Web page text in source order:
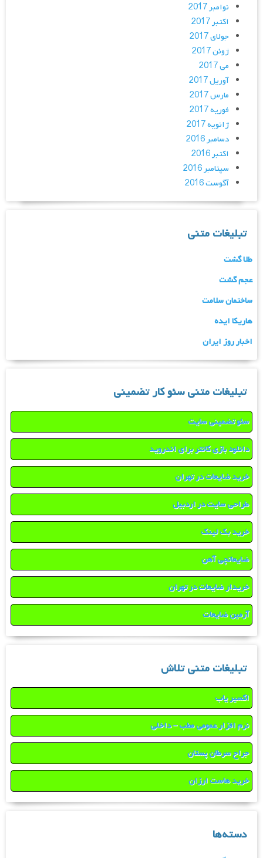
نوامبر 2017
اکتبر 2017
جولای 2017
ژوئن 2017
می 2017
آوریل 2017
مارس 2017
فوریه 2017
ژانویه 2017
دسامبر 2016
اکتبر 2016
سپتامبر 2016
آگوست 2016
تبلیغات متنی
طلا گشت
عجم گشت
ساختمان سلامت
هاریکا ایده
اخبار روز ایران
تبلیغات متنی سئو کار تضمینی
سئو تضمینی سایت
دانلود بازی کانتر برای اندروید
خرید ضایعات در تهران
طراحی سایت در اردبیل
خرید بک لینک
ضایعاتچی آهن
خریدار ضایعات در تهران
آرمین ضایعات
تبلیغات متنی تلاش
اکسیر یاب
نرم افزار عمومی مطب – داخلی
جراح سرطان پستان
خرید هاست ارزان
دسته‌ها